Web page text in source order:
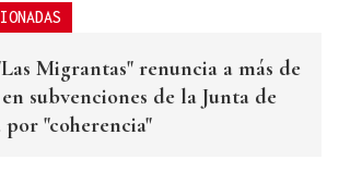
Migrantas" renuncia a más de
subvenciones de la Junta de
"coherencia"